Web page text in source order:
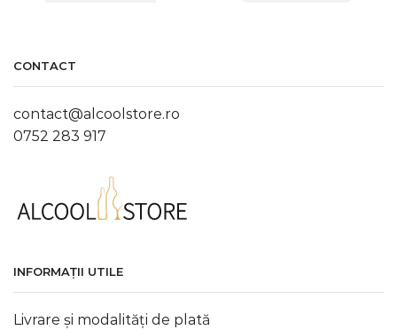
CONTACT
contact@alcoolstore.ro
0752 283 917
INFORMAȚII UTILE
Livrare și modalități de plată